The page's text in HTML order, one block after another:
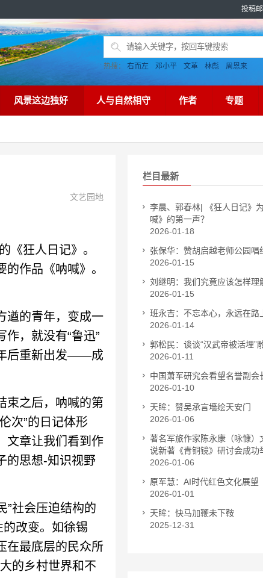
投稿
热搜： 右而左 邓小平 文革 林彪 周恩来
风景这边独好 人与自然相守 作者 专题
文艺园地
狂人日记》。
作品《呐喊》。
的青年，变成一
，就没有“鲁迅”
后重新出发——成
之后，呐喊的第
次”的日记体形
文章让我们看到作
的思想-知识视野
社会压迫结构的
的改变。如徐锡
在最底层的民众所
的乡村世界和不
栏目最新
李晨、郭春林| 《狂人日记》
喊》的第一声？
2026-01-18
张保华：赞胡启越老师公园唱
2026-01-15
刘继明：我们究竟应该怎样理
2026-01-15
班永吉：不忘本心，永远在路
2026-01-14
郭松民：谈谈“汉武帝被活埋”
2026-01-11
中国萧军研究会看望名誉副会
2026-01-10
天眸：赞吴承言墻绘天安门
2026-01-06
著名军旅作家陈永康（咏慷）
说新著《青铜镜》研讨会成功
2026-01-06
原军慧：AI时代红色文化展望
2026-01-01
天眸：快马加鞭未下鞍
2025-12-31